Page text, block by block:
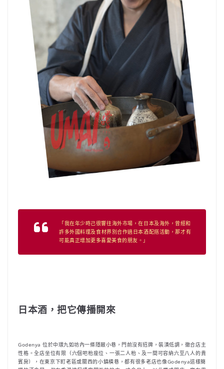
「我在年少時己很響往海外市場，在日本及海外，曾經和
許多外國料理及食材界別合作過日本酒配搭活動，那才有
可能真正增加更多喜愛美食的朋友。」
日本酒，把它傳播開來
Godenya 位於中環九如坊內一條隱蔽小巷，門前沒有招牌，裝潢低調，徹合店主
性格。全店坐位有限（六個吧枱座位、一張二人枱、及一間可容納六至八人的貴
賓房），在東京下町老區或關西的小鎮橫巷，都有很多老店也像Godenya這樣簡